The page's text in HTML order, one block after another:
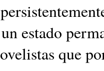
estado
que